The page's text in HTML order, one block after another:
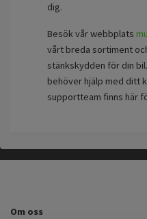
dig.
Besök vår webbplats
vårt breda sortiment
stänkskydden för din
behöver hjälp med ditt
supportteam finns här
Om oss